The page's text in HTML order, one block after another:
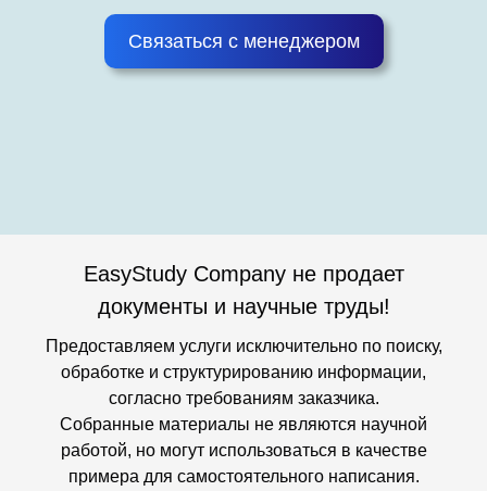
Связаться с менеджером
EasyStudy Company не продает
документы и научные труды!
Предоставляем услуги исключительно по поиску,
обработке и структурированию информации,
согласно требованиям заказчика.
Собранные материалы не являются научной
работой, но могут использоваться в качестве
примера для самостоятельного написания.